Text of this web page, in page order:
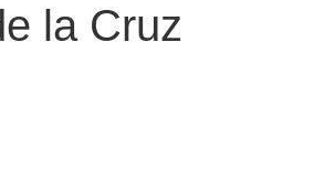
la Cruz